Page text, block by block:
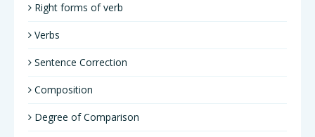
Right forms of verb
Verbs
Sentence Correction
Composition
Degree of Comparison